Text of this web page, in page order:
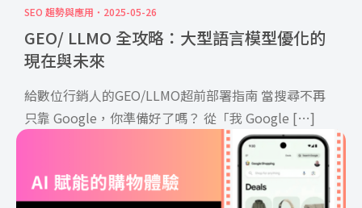
SEO 趨勢與應用 2025-05-26
GEO/ LLMO 全攻略：大型語言模型優化的
現在與未來
給數位行銷人的GEO/LLMO超前部署指南 當搜尋不再
只靠 Google，你準備好了嗎？ 從「我 Google […]